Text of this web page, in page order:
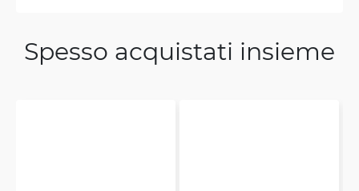
Spesso acquistati insieme